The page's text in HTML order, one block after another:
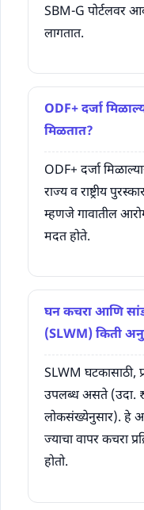
SBM-G पोर्टलवर
लागतात.
ODF+ दर्जा
मिळतात?
ODF+ दर्जा
राज्य व राष्ट्रीय
म्हणजे गावातील
मदत होते.
घन कचरा आणि
(SLWM) किती
SLWM घटकासाठी,
उपलब्ध असते (उदा.
लोकसंख्येनुसार). हे
ज्याचा वापर कचरा
होतो.